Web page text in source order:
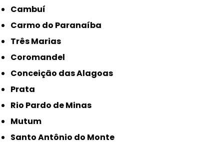
Cambuí
Carmo do Paranaíba
Três Marias
Coromandel
Conceição das Alagoas
Prata
Rio Pardo de Minas
Mutum
Santo Antônio do Monte